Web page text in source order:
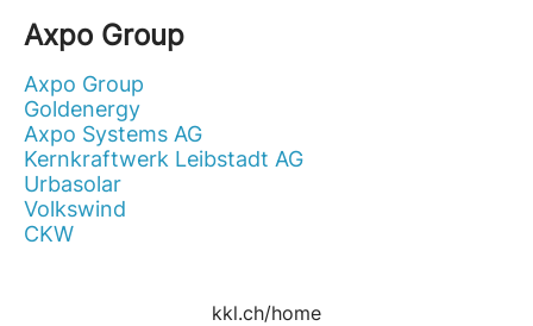
Axpo Group
Axpo Group
Goldenergy
Axpo Systems AG
Kernkraftwerk Leibstadt AG
Urbasolar
Volkswind
CKW
kkl.ch/home